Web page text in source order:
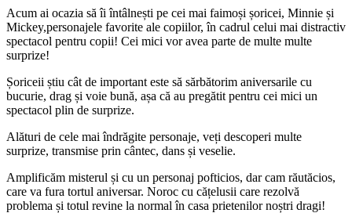
Acum ai ocazia să îi întâlnești pe cei mai faimoși șoricei, Minnie și
Mickey,personajele favorite ale copiilor, în cadrul celui mai distractiv
spectacol pentru copii! Cei mici vor avea parte de multe multe
surprize!
Șoriceii știu cât de important este să sărbătorim aniversarile cu
bucurie, drag și voie bună, așa că au pregătit pentru cei mici un
spectacol plin de surprize.
Alături de cele mai îndrăgite personaje, veți descoperi multe
surprize, transmise prin cântec, dans și veselie.
Amplificăm misterul și cu un personaj pofticios, dar cam răutăcios,
care va fura tortul aniversar. Noroc cu cățelusii care rezolvă
problema și totul revine la normal în casa prietenilor noștri dragi!